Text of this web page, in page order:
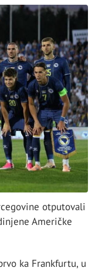
otputovali
Američke
ka Frankfurtu, u